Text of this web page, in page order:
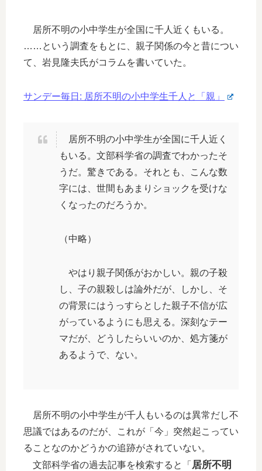
居所不明の小中学生が全国に千人近くもいる。
……という調査をもとに、親子関係の今と昔につい
て、岩見隆夫氏がコラムを書いていた。
サンデー毎日: 居所不明の小中学生千人と「親」
居所不明の小中学生が全国に千人近く
もいる。文部科学省の調査でわかったそ
うだ。驚きである。それとも、こんな数
字には、世間もあまりショックを受けな
くなったのだろうか。
（中略）
やはり親子関係がおかしい。親の子殺
し、子の親殺しは論外だが、しかし、そ
の背景にはうっすらとした親子不信が広
がっているようにも思える。深刻なテー
マだが、どうしたらいいのか、処方箋が
あるようで、ない。
居所不明の小中学生が千人もいるのは異常だし不
思議ではあるのだが、これが「今」突然起こってい
ることなのかどうかの追跡がされていない。
文部科学省の過去記事を検索すると「 居所不明